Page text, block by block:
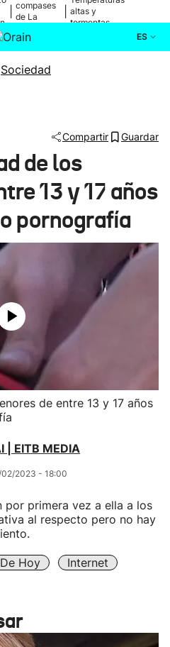
compases
de La
altas y
tormentas
ES
Sociedad
Compartir Guardar
de los
13 y 17 años
pornografía
de entre 13 y 17 años
| EITB MEDIA
2023 - 18:00
por primera vez a ella a los
al respecto pero no hay
Hoy Internet